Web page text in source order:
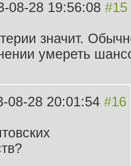
08-28 19:56:08
значит.
умереть
08-28 20:01:54